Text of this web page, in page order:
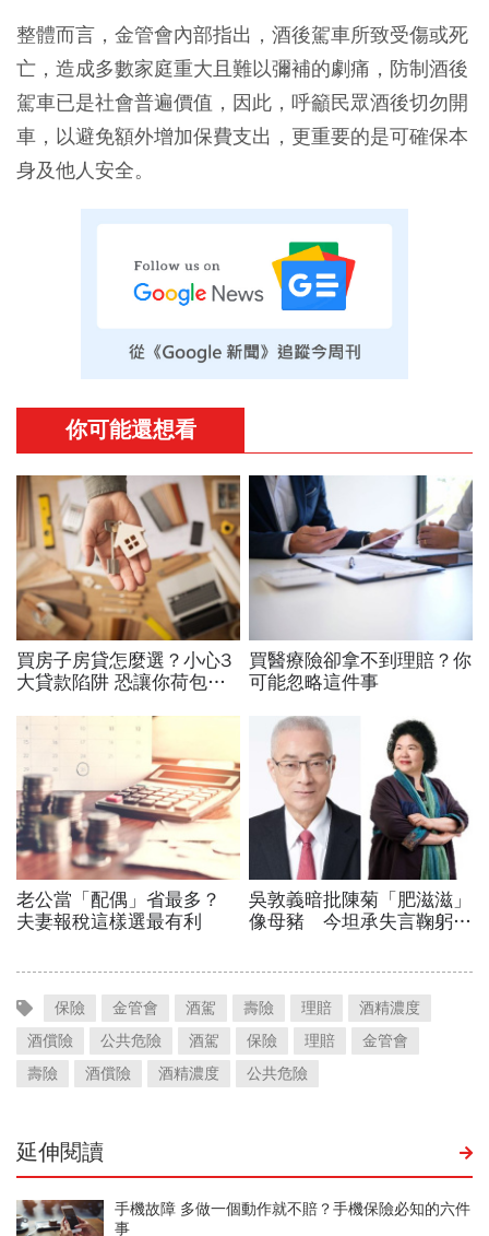
整體而言，金管會內部指出，酒後駕車所致受傷或死
亡，造成多數家庭重大且難以彌補的劇痛，防制酒後
駕車已是社會普遍價值，因此，呼籲民眾酒後切勿開
車，以避免額外增加保費支出，更重要的是可確保本
身及他人安全。
保險 金管會 酒駕 壽險 理賠
酒精濃度
酒償險
公共危險 酒駕 保險 理賠
金管會
壽險
酒償險 酒精濃度 公共危險
延伸閱讀
手機故障 多做一個動作就不賠？手機保險必知的六件
事